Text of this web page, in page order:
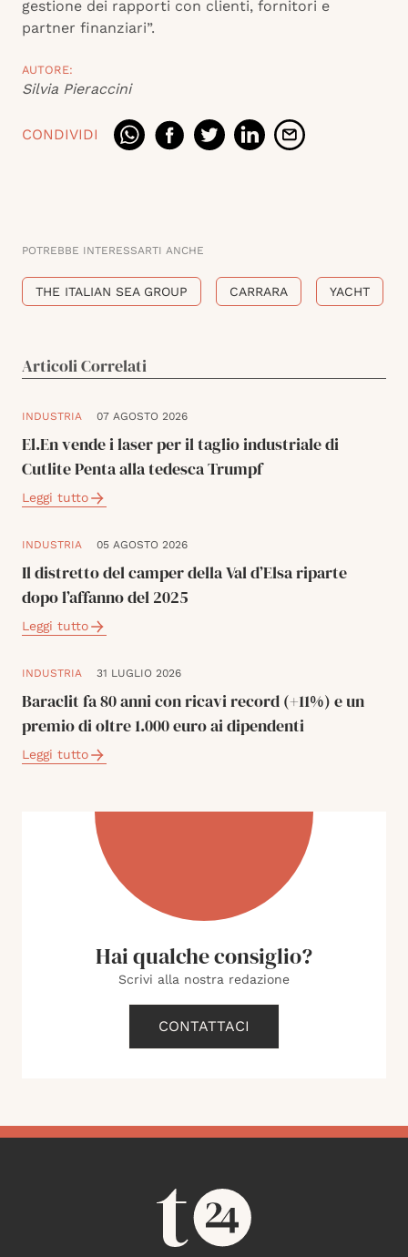
gestione dei rapporti con clienti, fornitori e
partner finanziari”.
AUTORE:
Silvia Pieraccini
CONDIVIDI
POTREBBE INTERESSARTI ANCHE
THE ITALIAN SEA GROUP CARRARA YACHT
Articoli Correlati
INDUSTRIA 07 AGOSTO 2026
El.En vende i laser per il taglio industriale di
Cutlite Penta alla tedesca Trumpf
Leggi tutto
INDUSTRIA 05 AGOSTO 2026
Il distretto del camper della Val d’Elsa riparte
dopo l’affanno del 2025
Leggi tutto
INDUSTRIA 31 LUGLIO 2026
Baraclit fa 80 anni con ricavi record (+11%) e un
premio di oltre 1.000 euro ai dipendenti
Leggi tutto
Hai qualche consiglio?
Scrivi alla nostra redazione
CONTATTACI